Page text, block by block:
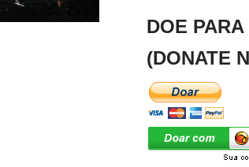
DOE
(DONATE